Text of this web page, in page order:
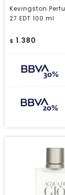
Kevingston
27 EDT 100 ml
$ 1.380